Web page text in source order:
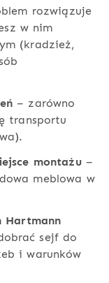
rozwiązuje
w nim
(kradzież,
– zarówno
transportu
montażu–
meblowa w
Hartmann
sejf do
i warunków